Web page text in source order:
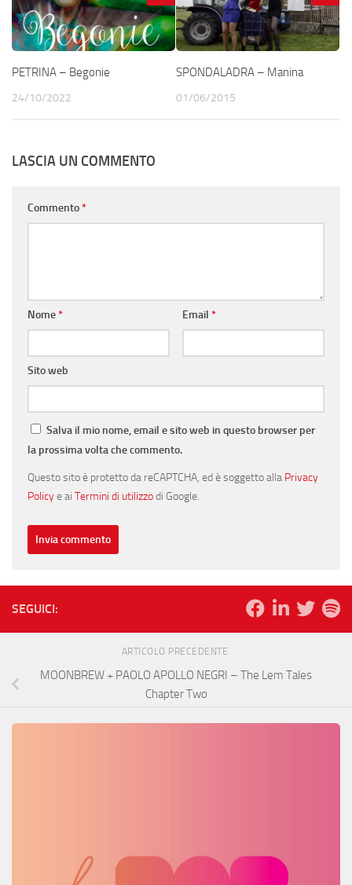
PETRINA – Begonie
24/10/2022
SPONDALADRA – Manina
01/06/2015
LASCIA UN COMMENTO
Commento*
Nome* Email *
Sito web
Salva il mio nome, email e sito web in questo browser per
la prossima volta che commento.
Questo sito è protetto da reCAPTCHA, ed è soggetto alla Privacy
Policye ai Termini di utilizzodi Google.
SEGUICI:
ARTICOLO PRECEDENTE
MOONBREW + PAOLO APOLLO NEGRI – The Lem Tales
Chapter Two